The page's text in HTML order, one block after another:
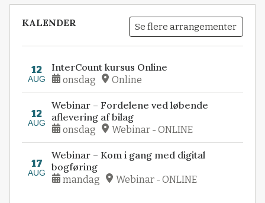
KALENDER Se flere arrangementer
12
AUG
InterCount kursus Online
onsdag Online
12
AUG
Webinar – Fordelene ved løbende
aflevering af bilag
onsdag Webinar - ONLINE
17
AUG
Webinar – Kom i gang med digital
bogføring
mandag Webinar - ONLINE